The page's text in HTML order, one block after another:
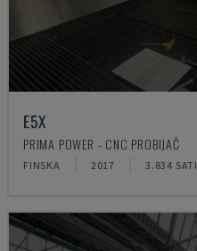
E5X
PRIMA POWER - CNC PROBIJAČ
FINSKA 2017 3.834 SATI